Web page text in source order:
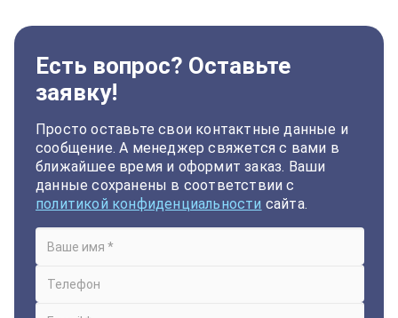
Есть вопрос? Оставьте
заявку!
Просто оставьте свои контактные данные и
сообщение. А менеджер свяжется с вами в
ближайшее время и оформит заказ. Ваши
данные сохранены в соответствии с
политикой конфиденциальности сайта.